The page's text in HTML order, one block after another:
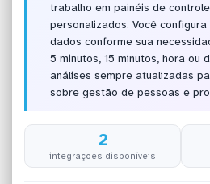
trabalho em painéis de
personalizados. Você
dados conforme sua
5 minutos, 15 minutos, hora ou
análises sempre atualizadas
sobre gestão de pessoas e
2
integrações disponíveis